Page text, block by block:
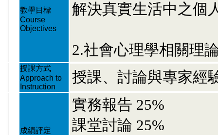
教學目標
Course
Objectives
解決真實生活中之個
2.社會心理學相關理
授課方式
Approach to
Instruction
授課、討論與專家經
成績評定
實務報告 25%
課堂討論 25%